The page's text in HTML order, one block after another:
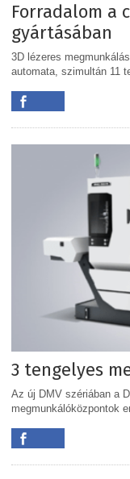
Forradalom a
gyártásában
3D lézeres
automata, szimultán 11
3 tengelyes
Az új DMV szériában a
megmunkálóközpontok